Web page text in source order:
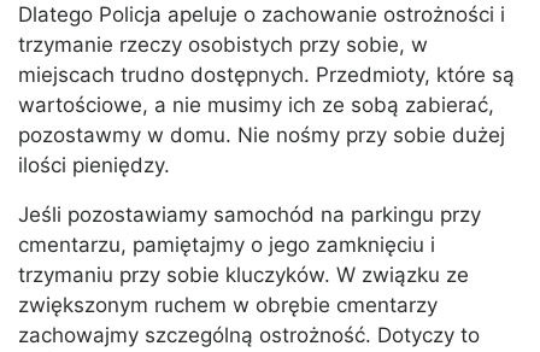
Dlatego Policja apeluje o zachowanie ostrożności i
trzymanie rzeczy osobistych przy sobie, w
miejscach trudno dostępnych. Przedmioty, które są
wartościowe, a nie musimy ich ze sobą zabierać,
pozostawmy w domu. Nie nośmy przy sobie dużej
ilości pieniędzy.
Jeśli pozostawiamy samochód na parkingu przy
cmentarzu, pamiętajmy o jego zamknięciu i
trzymaniu przy sobie kluczyków. W związku ze
zwiększonym ruchem w obrębie cmentarzy
zachowajmy szczególną ostrożność. Dotyczy to